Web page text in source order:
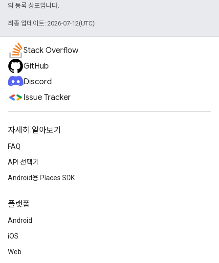
의 등록 상표입니다.
최종 업데이트: 2026-07-12(UTC)
Stack Overflow
GitHub
Discord
Issue Tracker
자세히 알아보기
FAQ
API 선택기
Android용 Places SDK
플랫폼
Android
iOS
Web